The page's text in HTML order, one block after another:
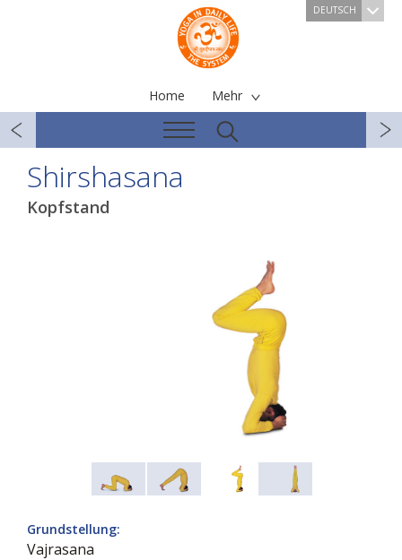
DEUTSCH
Home Mehr
Shirshasana
Kopfstand
Grundstellung:
Vajrasana